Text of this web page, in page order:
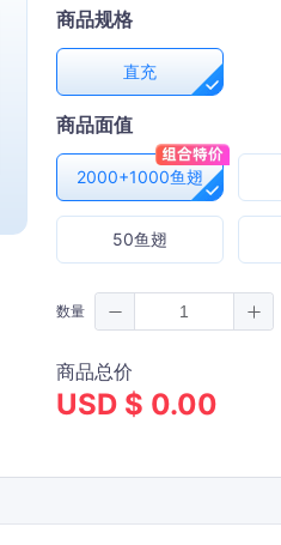
商品规格
直充
商品面值
2000+1000鱼翅
50鱼翅
数量
商品总价
USD $ 0.00